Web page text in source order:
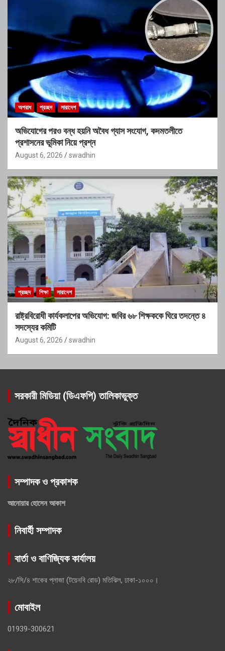
অপরাধ প্রচ্ছদ সারাদেশ
অভিযোগের পরও বন্ধ হয়নি অবৈধ গ্যাস সংযোগ, কদমতলীতে
প্রশাসনের ভূমিকা নিয়ে প্রশ্ন
August 6, 2026 swadhin
প্রচ্ছদ শিক্ষা সারাদেশ
রাষ্ট্রবিরোধী কার্যকলাপের অভিযোগ: জবির ৬৮ শিক্ষককে ঘিরে তদন্তে ৪
সদস্যের কমিটি
August 6, 2026 swadhin
সরকারী মিডিয়া (ডিএফপি) তালিকাভুক্ত
সম্পাদক ও প্রকাশক
আনোয়ার হোসেন আকাশ
নিবার্হী সম্পাদক
বার্তা ও বাণিজ্যিক কার্যালয়
২৮/সি/৪ শাকের প্লাজা (টয়েনবি রোড) মতিঝিল, ঢাকা-১০০০।
মোবাইল
01939-300621